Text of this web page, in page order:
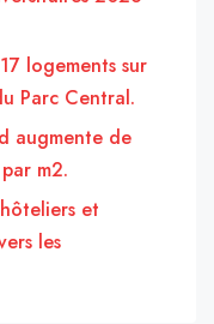
logements sur
Parc Central.
augmente de
m2.
et
les